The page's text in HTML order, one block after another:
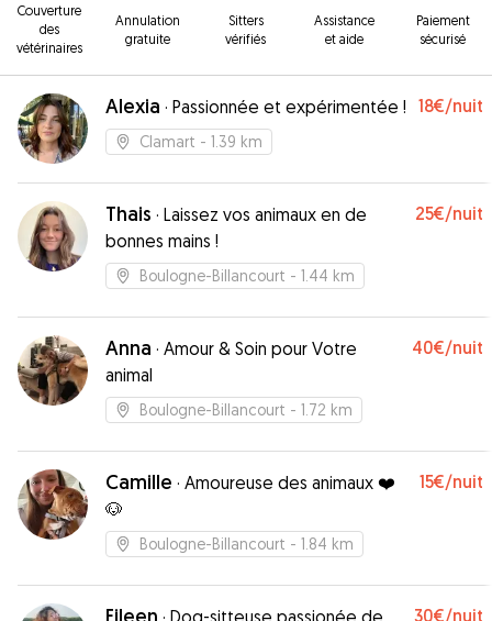
Couverture
des
vétérinaires
Annulation
gratuite
Sitters
vérifiés
Assistance
et aide
Paiement
sécurisé
Alexia · Passionnée et expérimentée ! 18€/nuit
Clamart - 1.39 km
Thais · Laissez vos animaux en de
bonnes mains !
25€/nuit
Boulogne-Billancourt - 1.44 km
Anna · Amour & Soin pour Votre
animal
40€/nuit
Boulogne-Billancourt - 1.72 km
Camille · Amoureuse des animaux ❤️
🐶
15€/nuit
Boulogne-Billancourt - 1.84 km
· Dog-sitteuse passionée de
30€/nuit